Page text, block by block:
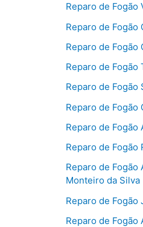
Reparo de Fogão
Reparo de Fogão
Reparo de Fogão
Reparo de Fogão
Reparo de Fogão
Reparo de Fogão
Reparo de Fogão
Reparo de Fogão
Reparo de Fogão
Monteiro da Silva
Reparo de Fogão
Reparo de Fogão